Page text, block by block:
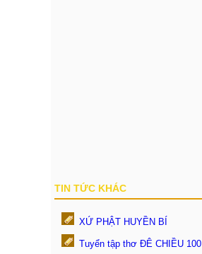
TIN TỨC KHÁC
XỨ PHẬT HUYỀN BÍ
Tuyển tập thơ ĐÊ CHIỀU 100